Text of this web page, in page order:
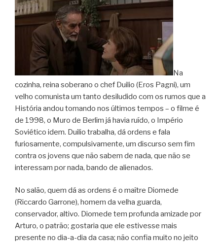
Na
cozinha, reina soberano o chef Duilio (Eros Pagni), um
velho comunista um tanto desiludido com os rumos que a
História andou tomando nos últimos tempos – o filme é
de 1998, o Muro de Berlim já havia ruído, o Império
Soviético idem. Duilio trabalha, dá ordens e fala
furiosamente, compulsivamente, um discurso sem fim
contra os jovens que não sabem de nada, que não se
interessam por nada, bando de alienados.
No salão, quem dá as ordens é o maître Diomede
(Riccardo Garrone), homem da velha guarda,
conservador, altivo. Diomede tem profunda amizade por
Arturo, o patrão; gostaria que ele estivesse mais
presente no dia-a-dia da casa; não confia muito no jeito